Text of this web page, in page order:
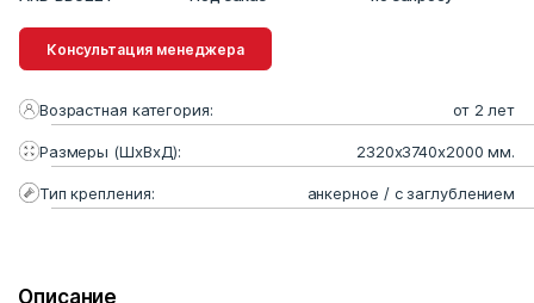
Консультация менеджера
Возрастная категория: от 2 лет
Размеры (ШхВхД): 2320х3740х2000 мм.
Тип крепления: анкерное / с заглублением
Описание